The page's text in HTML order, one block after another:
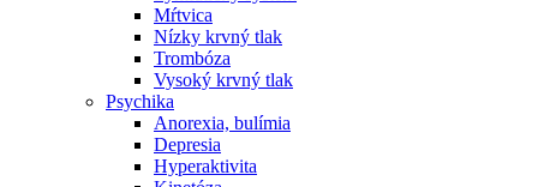
Mŕtvica
Nízky krvný tlak
Trombóza
Vysoký krvný tlak
Psychika
Anorexia, bulímia
Depresia
Hyperaktivita